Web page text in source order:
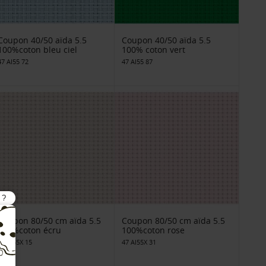
40/50 aïda 5.5
bleu ciel
AI55 72
Coupon 40/50 aïda 5.5
100% coton vert
47 AI55 87
80/50 cm aïda 5.5
écru
AI55X 15
Coupon 80/50 cm aïda 5.5
100%coton rose
47 AI55X 31